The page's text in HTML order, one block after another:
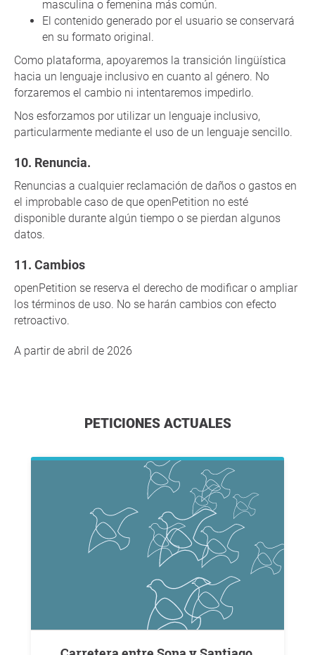
masculina o femenina más común.
El contenido generado por el usuario se conservará
en su formato original.
Como plataforma, apoyaremos la transición lingüística
hacia un lenguaje inclusivo en cuanto al género. No
forzaremos el cambio ni intentaremos impedirlo.
Nos esforzamos por utilizar un lenguaje inclusivo,
particularmente mediante el uso de un lenguaje sencillo.
Renuncia.
Renuncias a cualquier reclamación de daños o gastos en
el improbable caso de que openPetition no esté
disponible durante algún tiempo o se pierdan algunos
datos.
Cambios
openPetition se reserva el derecho de modificar o ampliar
los términos de uso. No se harán cambios con efecto
retroactivo.
A partir de abril de 2026
PETICIONES ACTUALES